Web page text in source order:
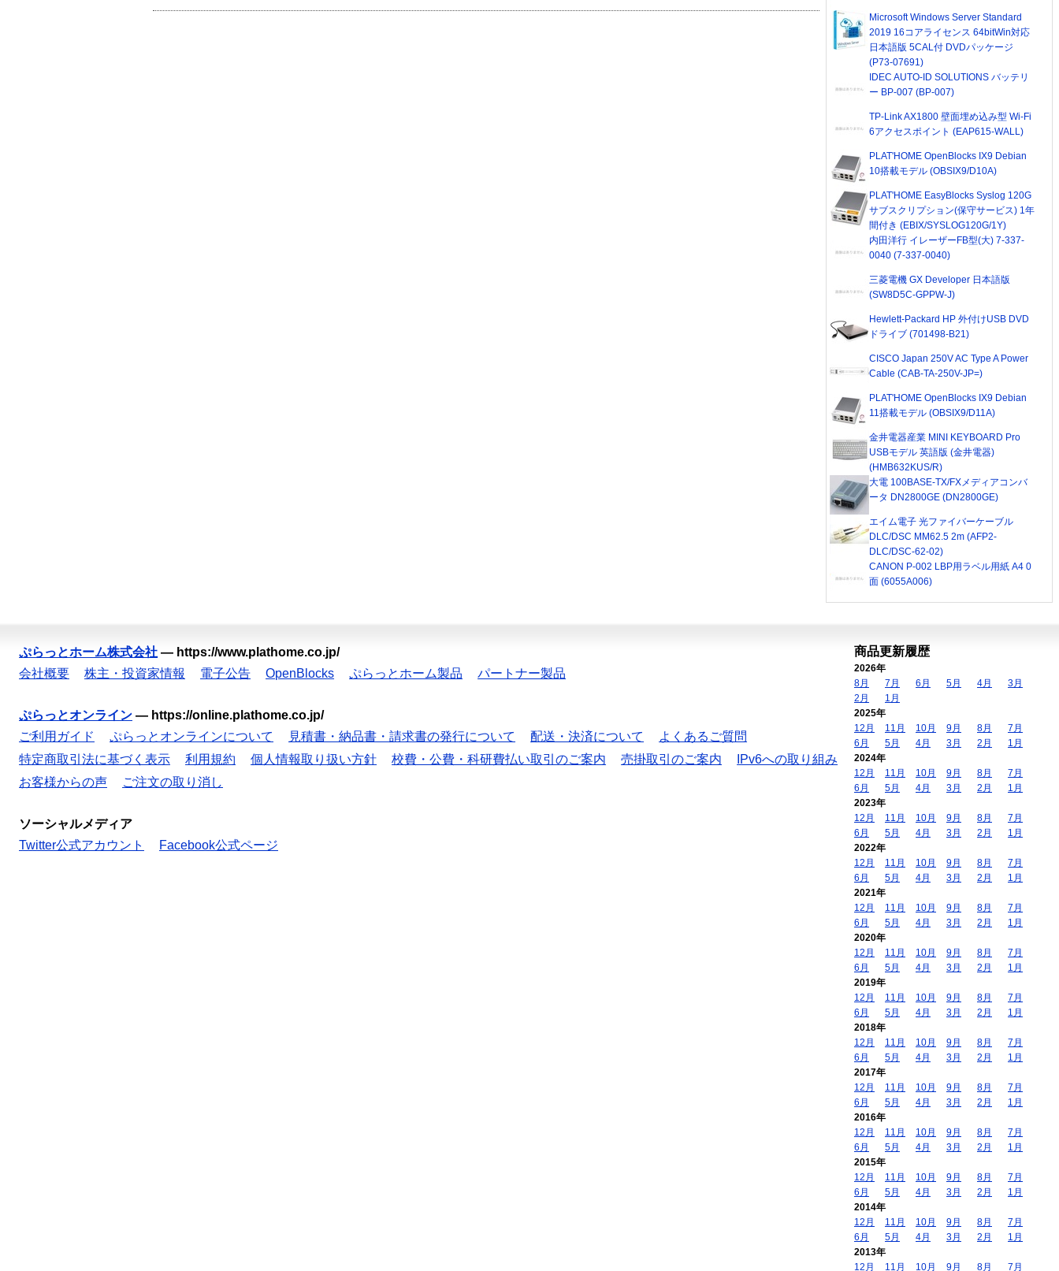
Microsoft Windows Server Standard
2019 16コアライセンス 64bitWin対応
日本語版 5CAL付 DVDパッケージ
(P73-07691)
IDEC AUTO-ID SOLUTIONS バッテリ
ー BP-007 (BP-007)
TP-Link AX1800 壁面埋め込み型 Wi-Fi
6アクセスポイント (EAP615-WALL)
PLAT'HOME OpenBlocks IX9 Debian
10搭載モデル (OBSIX9/D10A)
PLAT'HOME EasyBlocks Syslog 120G
サブスクリプション(保守サービス) 1年
間付き (EBIX/SYSLOG120G/1Y)
内田洋行 イレーザーFB型(大) 7-337-
0040 (7-337-0040)
三菱電機 GX Developer 日本語版
(SW8D5C-GPPW-J)
Hewlett-Packard HP 外付けUSB DVD
ドライブ (701498-B21)
CISCO Japan 250V AC Type A Power
Cable (CAB-TA-250V-JP=)
PLAT'HOME OpenBlocks IX9 Debian
11搭載モデル (OBSIX9/D11A)
金井電器産業 MINI KEYBOARD Pro
USBモデル 英語版 (金井電器)
(HMB632KUS/R)
大電 100BASE-TX/FXメディアコンバ
ータ DN2800GE (DN2800GE)
エイム電子 光ファイバーケーブル
DLC/DSC MM62.5 2m (AFP2-
DLC/DSC-62-02)
CANON P-002 LBP用ラベル用紙 A4 0
面 (6055A006)
ぷらっとホーム株式会社 — https://www.plathome.co.jp/
会社概要
株主・投資家情報 電子公告 OpenBlocks ぷらっとホーム製品 パートナー製品
ぷらっとオンライン — https://online.plathome.co.jp/
ご利用ガイド
ぷらっとオンラインについて 見積書・納品書・請求書の発行について 配送・決済について
よくあるご質問
特定商取引法に基づく表示
利用規約 個人情報取り扱い方針 校費・公費・科研費払い取引のご案内 売掛取引のご案内
IPv6への取り組み
お客様からの声
ご注文の取り消し
ソーシャルメディア
Twitter公式アカウント
Facebook公式ページ
商品更新履歴
2026年
8月
7月 6月 5月 4月
3月
2月
1月
2025年
12月
11月 10月 9月 8月
7月
6月
5月 4月 3月 2月
1月
2024年
12月
11月 10月 9月 8月
7月
6月
5月 4月 3月 2月
1月
2023年
12月
11月 10月 9月 8月
7月
6月
5月 4月 3月 2月
1月
2022年
12月
11月 10月 9月 8月
7月
6月
5月 4月 3月 2月
1月
2021年
12月
11月 10月 9月 8月
7月
6月
5月 4月 3月 2月
1月
2020年
12月
11月 10月 9月 8月
7月
6月
5月 4月 3月 2月
1月
2019年
12月
11月 10月 9月 8月
7月
6月
5月 4月 3月 2月
1月
2018年
12月
11月 10月 9月 8月
7月
6月
5月 4月 3月 2月
1月
2017年
12月
11月 10月 9月 8月
7月
6月
5月 4月 3月 2月
1月
2016年
12月
11月 10月 9月 8月
7月
6月
5月 4月 3月 2月
1月
2015年
12月
11月 10月 9月 8月
7月
6月
5月 4月 3月 2月
1月
2014年
12月
11月 10月 9月 8月
7月
6月
5月 4月 3月 2月
1月
2013年
12月
11月 10月 9月 8月 7月